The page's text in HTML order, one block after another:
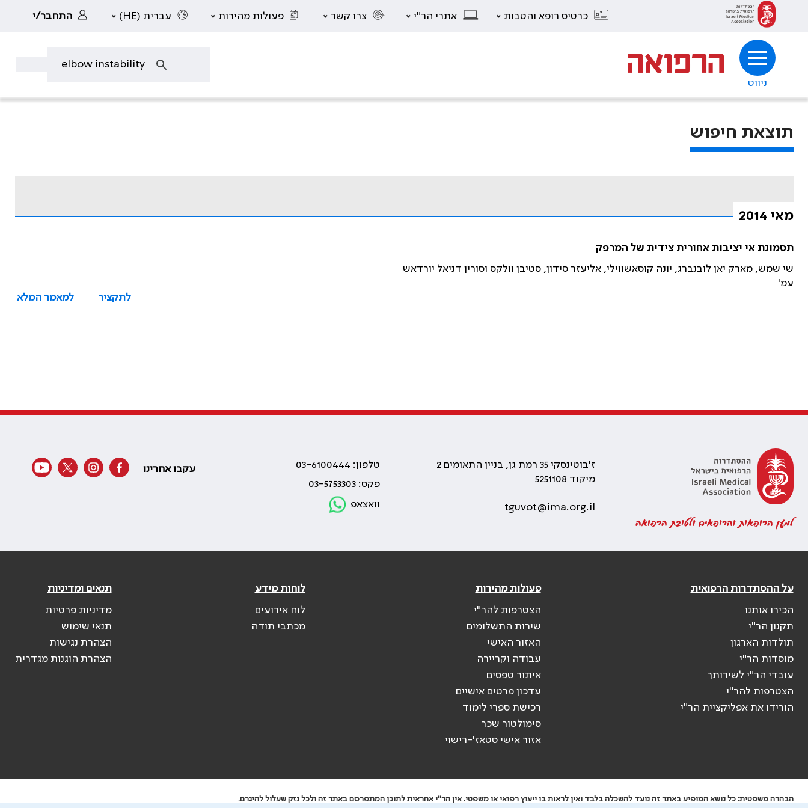
כרטיס רופא והטבות אתרי הר"י צרו קשר פעולות מהירות עברית (HE) התחבר/י
ניווט
תוצאת חיפוש
מאי 2014
תסמונת אי יציבות אחורית צידית של המרפק
שי שמש, מארק יאן לובנברג, יונה קוסאשווילי, אליעזר סידון, סטיבן וולקס וסורין דניאל יורדאש
עמ'
לתקציר
למאמר המלא
למען הרופאות והרופאים ולטובת הרפואה
ז'בוטינסקי 35 רמת גן, בניין התאומים 2
מיקוד 5251108
tguvot@ima.org.il
טלפון: 03-6100444
פקס: 03-5753303
וואצאפ
עקבו אחרינו
על ההסתדרות הרפואית
הכירו אותנו
תקנון הר"י
תולדות הארגון
מוסדות הר"י
עובדי הר"י לשירותך
הצטרפות להר"י
הורידו את אפליקציית הר"י
פעולות מהירות
הצטרפות להר"י
שירות התשלומים
האזור האישי
עבודה וקריירה
איתור טפסים
עדכון פרטים אישיים
רכישת ספרי לימוד
סימולטור שכר
אזור אישי סטאז'-רישוי
לוחות מידע
לוח אירועים
מכתבי תודה
תנאים ומדיניות
מדיניות פרטיות
תנאי שימוש
הצהרת נגישות
הצהרת הוגנות מגדרית
הבהרה משפטית: כל נושא המופיע באתר זה נועד להשכלה בלבד ואין לראות בו ייעוץ רפואי או משפטי. אין הר"י אחראית לתוכן המתפרסם באתר זה ולכל נזק שעלול להיגרם.